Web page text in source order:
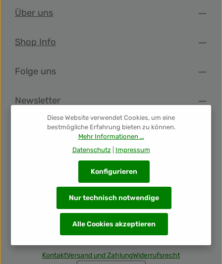
Über uns
Shop Info
Folge uns
Newsletter
Unsere Auszeichnungen
Alle Preise inkl. gesetzl. Mehrwertsteuer zzgl.
Versandkosten
und ggf. Nachnahmegebühren, wenn nicht anders
angegeben.
KontaktVersand und ZahlungWiderrufsrecht
Diese Website verwendet Cookies, um eine
bestmögliche Erfahrung bieten zu können.
Mehr Informationen ...
Datenschutz| Impressum
Nur technisch notwendige
Konfigurieren
Alle Cookies akzeptieren